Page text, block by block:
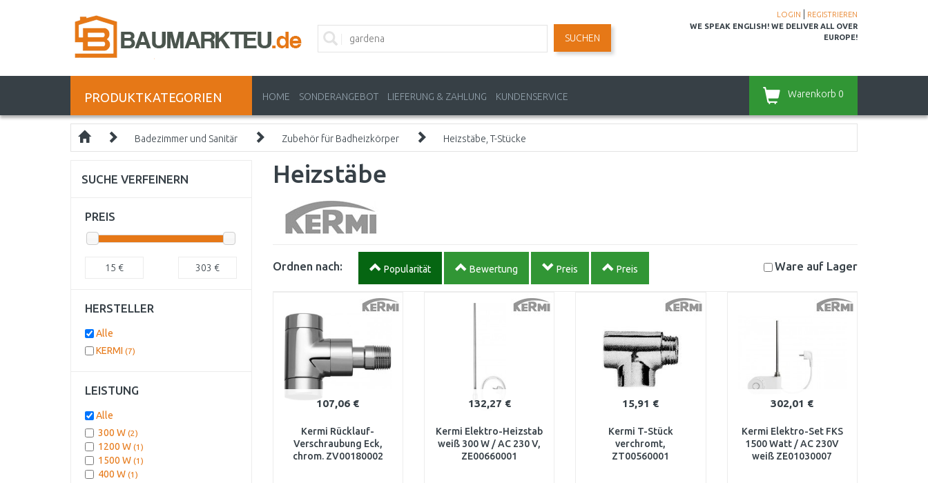
LOGIN
REGISTRIEREN
WE SPEAK ENGLISH! WE DELIVER ALL OVER
EUROPE!
SUCHEN
PRODUKTKATEGORIEN HOME SONDERANGEBOT LIEFERUNG & ZAHLUNG KUNDENSERVICE Warenkorb 0
Badezimmer und Sanitär Zubehör für Badheizkörper Heizstäbe, T-Stücke
Heizstäbe
Ordnen nach: Popularität Bewertung Preis Preis Ware auf Lager
107,06 €
Kermi Rücklauf-
Verschraubung Eck,
chrom. ZV00180002
132,27 €
Kermi Elektro-Heizstab
weiß 300 W / AC 230 V,
ZE00660001
15,91 €
Kermi T-Stück
verchromt,
ZT00560001
302,01 €
Kermi Elektro-Set FKS
1500 Watt / AC 230V
weiß ZE01030007
SUCHE VERFEINERN
PREIS
15 € 303 €
HERSTELLER
Alle
KERMI (7)
LEISTUNG
Alle
300 W (2)
1200 W (1)
1500 W (1)
400 W (1)